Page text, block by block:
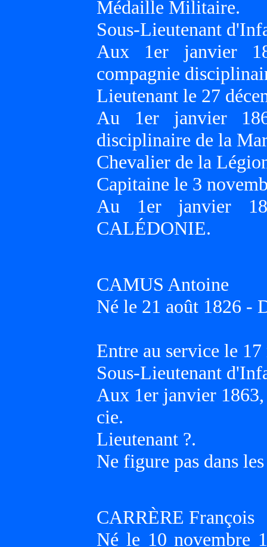
Médaille Militaire.
Sous-Lieutenant
Aux 1er janvier
compagnie
Lieutenant le 27
Au 1er janvier
disciplinaire de la
Chevalier de la
Capitaine le 3
Au 1er janvier
CALÉDONIE.
CAMUS Antoine
Né le 21 août 1826 -
Entre au service le
Sous-Lieutenant
Aux 1er janvier
cie.
Lieutenant ?.
Ne figure pas dans
CARRÈRE François
Né le 10 novembre